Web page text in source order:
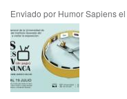
Enviado por Humor Sapiensel